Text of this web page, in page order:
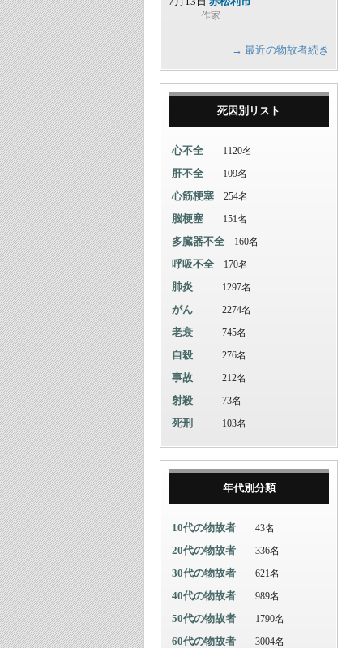
作家
→ 最近の物故者続き
死因別リスト
心不全 1120名
肝不全 109名
心筋梗塞 254名
脳梗塞 151名
多臓器不全 160名
呼吸不全 170名
肺炎 1297名
がん 2274名
老衰 745名
自殺 276名
事故 212名
射殺 73名
死刑 103名
年代別分類
10代の物故者 43名
20代の物故者 336名
30代の物故者 621名
40代の物故者 989名
50代の物故者 1790名
60代の物故者 3004名